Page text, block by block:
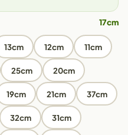
17cm
13cm 12cm 11cm
25cm 20cm
19cm 21cm 37cm
32cm 31cm